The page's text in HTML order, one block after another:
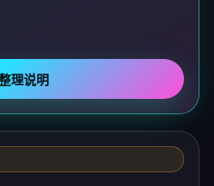
理说明